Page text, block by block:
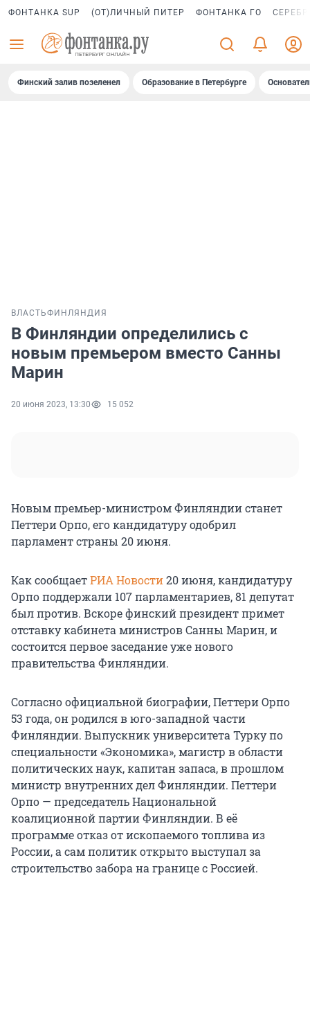
ФОНТАНКА SUP (ОТ)ЛИЧНЫЙ ПИТЕР ФОНТАНКА ГО
Финский залив позеленел Образование в Петербурге
ВЛАСТЬФИНЛЯНДИЯ
В Финляндии определились с
новым премьером вместо Санны
Марин
20 июня 2023, 13:30 15 052
Новым премьер-министром Финляндии станет
Петтери Орпо, его кандидатуру одобрил
парламент страны 20 июня.
Как сообщаетРИА Новости20 июня, кандидатуру
Орпо поддержали 107 парламентариев, 81 депутат
был против. Вскоре финский президент примет
отставку кабинета министров Санны Марин, и
состоится первое заседание уже нового
правительства Финляндии.
Согласно официальной биографии, Петтери Орпо
53 года, он родился в юго-западной части
Финляндии. Выпускник университета Турку по
специальности «Экономика», магистр в области
политических наук, капитан запаса, в прошлом
министр внутренних дел Финляндии. Петтери
Орпо — председатель Национальной
коалиционной партии Финляндии. В её
программе отказ от ископаемого топлива из
России, а сам политик открыто выступал за
строительство забора на границе с Россией.